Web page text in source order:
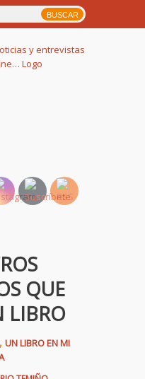
QUE
LIBRO
UN LIBRO EN MI